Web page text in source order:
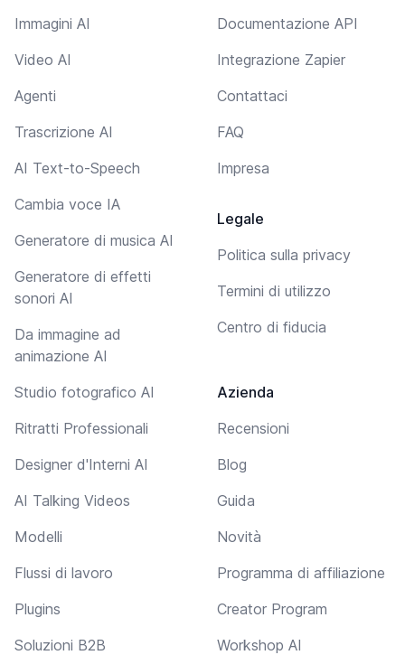
Immagini AI
Video AI
Agenti
Trascrizione AI
AI Text-to-Speech
Cambia voce IA
Generatore di musica AI
Generatore di effetti
sonori AI
Da immagine ad
animazione AI
Studio fotografico AI
Ritratti Professionali
Designer d'Interni AI
AI Talking Videos
Modelli
Flussi di lavoro
Plugins
Soluzioni B2B
Documentazione API
Integrazione Zapier
Contattaci
FAQ
Impresa
Legale
Politica sulla privacy
Termini di utilizzo
Centro di fiducia
Azienda
Recensioni
Blog
Guida
Novità
Programma di affiliazione
Creator Program
Workshop AI